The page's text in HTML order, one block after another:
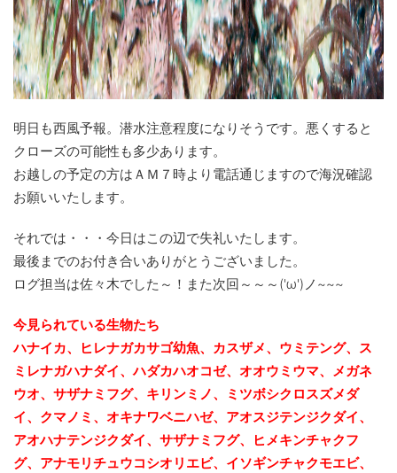
明日も西風予報。潜水注意程度になりそうです。悪くすると
クローズの可能性も多少あります。
お越しの予定の方はＡＭ７時より電話通じますので海況確認
お願いいたします。
それでは・・・今日はこの辺で失礼いたします。
最後までのお付き合いありがとうございました。
ログ担当は佐々木でした～！また次回～～～('ω')ノ~~~
今見られている生物たち
ハナイカ、ヒレナガカサゴ幼魚、カスザメ、ウミテング、ス
ミレナガハナダイ、ハダカハオコゼ、オオウミウマ、メガネ
ウオ、サザナミフグ、キリンミノ、ミツボシクロスズメダ
イ、クマノミ、オキナワベニハゼ、アオスジテンジクダイ、
アオハナテンジクダイ、サザナミフグ、ヒメキンチャクフ
グ、アナモリチュウコシオリエビ、 イソギンチャクモエビ、